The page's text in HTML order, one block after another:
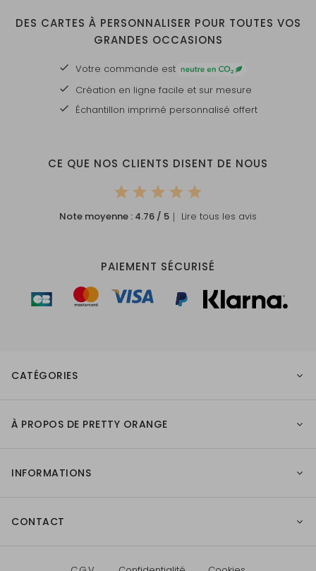
DES CARTES À PERSONNALISER POUR TOUTES VOS
GRANDES OCCASIONS
Votre commande est
Création en ligne facile et sur mesure
Échantillon imprimé personnalisé offert
CE QUE NOS CLIENTS DISENT DE NOUS
Note moyenne : 4.76 / 5 ｜ Lire tous les avis
PAIEMENT SÉCURISÉ
CATÉGORIES
À PROPOS DE PRETTY ORANGE
INFORMATIONS
CONTACT